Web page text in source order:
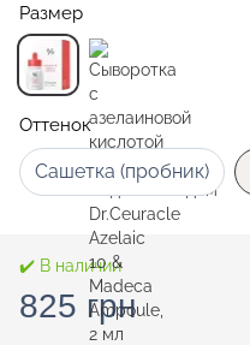
Размер
Оттенок
Сашетка (пробник)
✔️ В наличии
825 грн